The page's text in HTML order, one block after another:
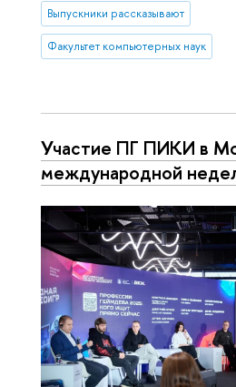
Выпускники рассказывают
Факультет компьютерных наук
Участие ПГ ПИКИ в
международной